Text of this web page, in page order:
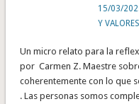
15/03/
Y VALORES
Un micro relato para la
por Carmen Z. Maestre
coherentemente con lo que
. Las personas somos